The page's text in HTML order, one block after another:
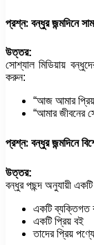
প্রশ্ন: বন্ধুর জন্মদিনে
উত্তর:
সোশ্যাল মিডিয়ায়
করুন:
“আজ আমার প্রিয়
“আমার জীবনের
প্রশ্ন: বন্ধুর জন্মদিনে
উত্তর:
বন্ধুর পছন্দ অনুযায়ী
একটি ব্যক্তিগত
একটি প্রিয় বই
তাদের প্রিয়